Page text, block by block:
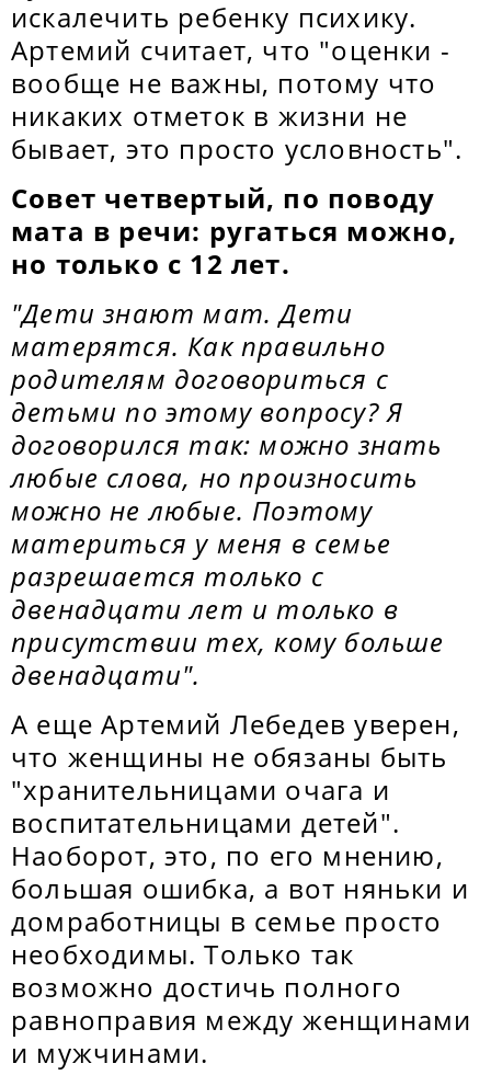
искалечить ребенку психику.
Артемий считает, что "оценки -
вообще не важны, потому что
никаких отметок в жизни не
бывает, это просто условность".
Совет четвертый, по поводу
мата в речи: ругаться можно,
но только с 12 лет.
"Дети знают мат. Дети
матерятся. Как правильно
родителям договориться с
детьми по этому вопросу? Я
договорился так: можно знать
любые слова, но произносить
можно не любые. Поэтому
материться у меня в семье
разрешается только с
двенадцати лет и только в
присутствии тех, кому больше
двенадцати".
А еще Артемий Лебедев уверен,
что женщины не обязаны быть
"хранительницами очага и
воспитательницами детей".
Наоборот, это, по его мнению,
большая ошибка, а вот няньки и
домработницы в семье просто
необходимы. Только так
возможно достичь полного
равноправия между женщинами
и мужчинами.